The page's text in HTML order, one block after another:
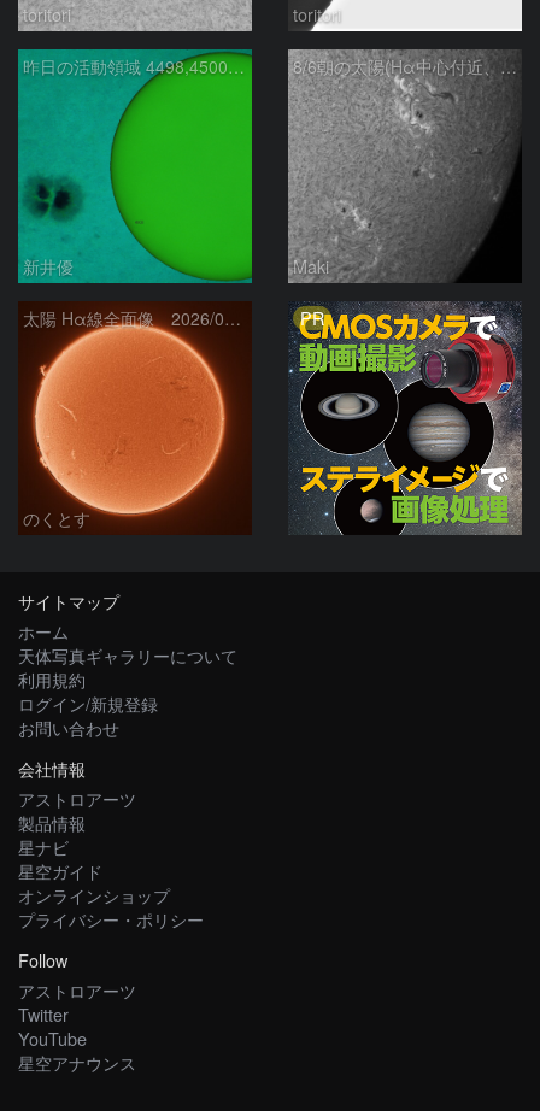
toritori toritori
昨日の活動領域 4498,4500：2026/08/05
新井優
8/6朝の太陽(Hα中心付近、4498、4502付近)
Maki
太陽 Hα線全面像 2026/08/06
のくとす
PR
サイトマップ
ホーム
天体写真ギャラリーについて
利用規約
ログイン/新規登録
お問い合わせ
会社情報
アストロアーツ
製品情報
星ナビ
星空ガイド
オンラインショップ
プライバシー・ポリシー
Follow
アストロアーツ
Twitter
YouTube
星空アナウンス